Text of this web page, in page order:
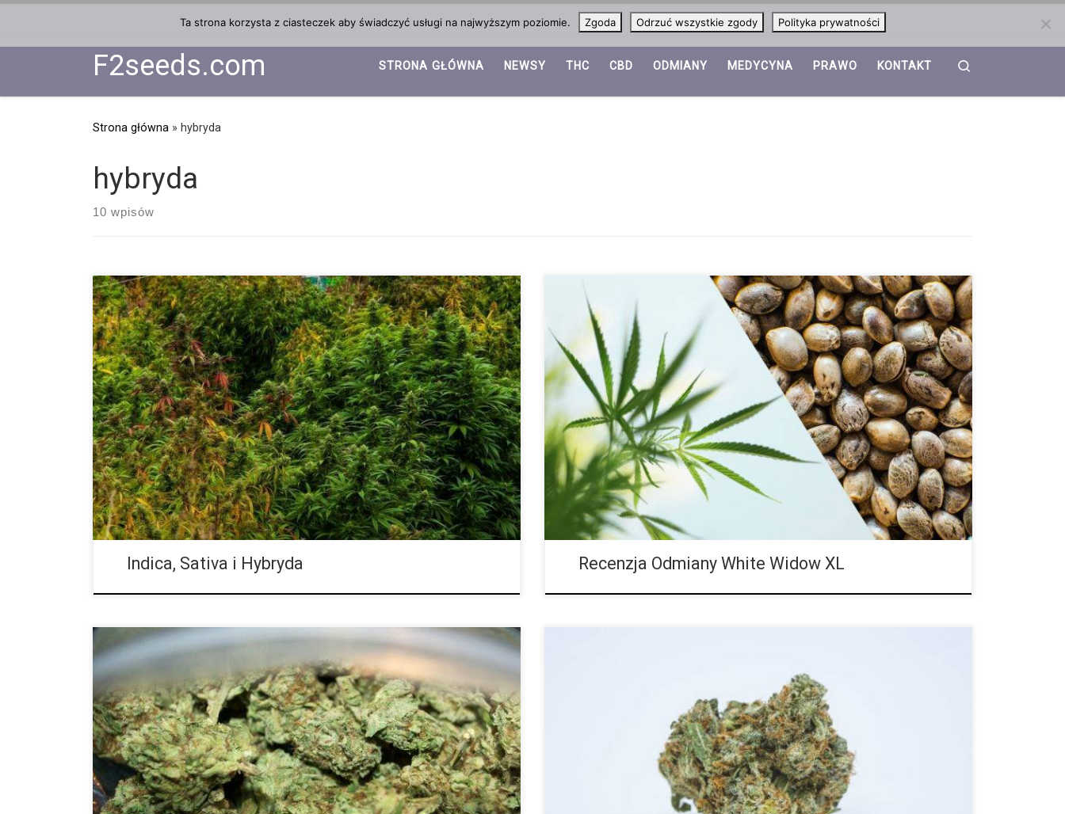
F2seeds.com STRONA GŁÓWNA NEWSY THC CBD ODMIANY MEDYCYNA PRAWO KONTAKT
Strona główna » hybryda
hybryda
10 wpisów
Kupując marihuanę przez Internet lub w aptece, prawdopodobnie spotkałeś się z
nazwami indica, sativa i hybryda. Niezależnie od tego, czy dopiero zaczynasz
przygodę z marihuaną, czy jesteś doświadczonym użytkownikiem konopi, na pewno
chcesz poznać różnicę między odmianami Indica, Sativa i Hybrydami. Niestety,
terminy te mogą być często źle rozumiane i nadużywane w społeczności konopnej.
Jesteśmy tutaj, aby upewnić się, że wiesz dokładnie, co one oznaczają i jak może to
pomóc […]
Indica, Sativa i Hybryda
Odporna na pleśń oraz niskie temperatury; łatwa w uprawie oraz utrzymaniu na
obszarach, w których inne odmiany potrzebują o wiele większej opieki.
Zadebiutowała na scenie cannabis na początku lat 90. w Holandii i od razu stała się
jedną z najpopularniejszych odmian wśród hodowców marihuany. Legendarny
australijski hodowca nasion Scott Blakey (znany również jako Shantibaba lub „Mr.
Nice”) opracował roślinę, która jest skrzyżowaniem odmian indyjskich oraz
brazylijskich, a która jest mieszanką […]
Recenzja Odmiany White Widow XL
Ilość THC: 15 procent Ilość CBD: 0 procent Rodowód: Super Skunk, East Coast Sour
Diesel Super Sour Skunk to hybryda 50/50, która cię z pewnością doprowadzi do
śmiechu. Oczekiwać może wyważonego doświadczenia psychiczno fizycznego.
Umiarkowana ilość THC sprawia, że jest to dobry wybór dla początkujących
konsumentów. Super Sour Skunk to szczęśliwe skrzyżowanie pomiędzy Super Skunk
oraz East Coast Sour Diesel. Zgodnie z nazwą, odmiana posiada ostry, kwaśny i
trochę nieprzyjemny […]
Ilość THC: 25 procent Ilość CBD: 0.1 procent Rodowód: Alien Kush, Tahoe OG Przy
poziomie THC wynoszącym do 28 procent, Alien OG jest obecnie jedną z
najmocniejszych odmian na rynku. Jest to hybryda, w której dominuje indica, a która
powoduje lekkie przyklejenie do kanapy. Alien OG to hybrydowa odmiana marihuany o
astronomicznym poziomie THC często wynoszącym do 28 procent. Potencjał, który
posiada sprawia, że jest ona popularna w środowisku medycznym, […]
Ta strona korzysta z ciasteczek aby świadczyć usługi na najwyższym poziomie. Zgoda Odrzuć wszystkie zgody Polityka prywatności